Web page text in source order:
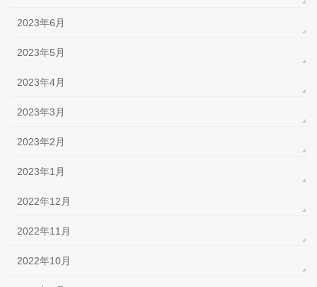
2023年6月
2023年5月
2023年4月
2023年3月
2023年2月
2023年1月
2022年12月
2022年11月
2022年10月